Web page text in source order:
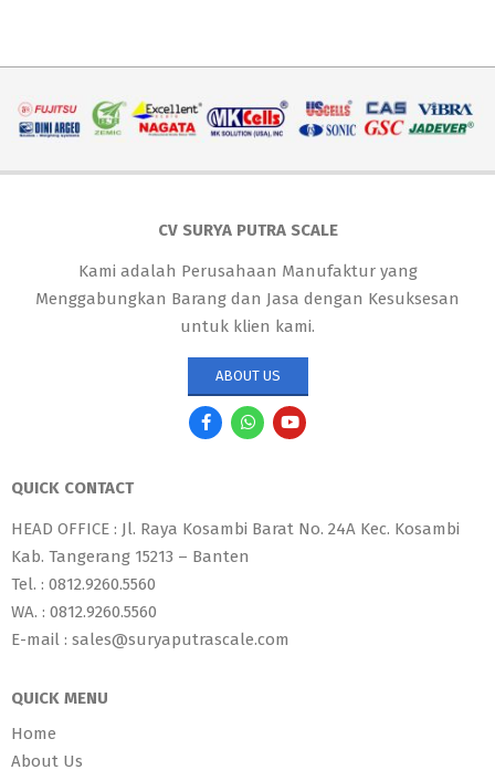
CV SURYA PUTRA SCALE
Kami adalah Perusahaan Manufaktur yang
Menggabungkan Barang dan Jasa dengan Kesuksesan
untuk klien kami.
ABOUT US
QUICK CONTACT
HEAD OFFICE : Jl. Raya Kosambi Barat No. 24A Kec. Kosambi
Kab. Tangerang 15213 – Banten
Tel. : 0812.9260.5560
WA. : 0812.9260.5560
E-mail : sales@suryaputrascale.com
QUICK MENU
Home
About Us